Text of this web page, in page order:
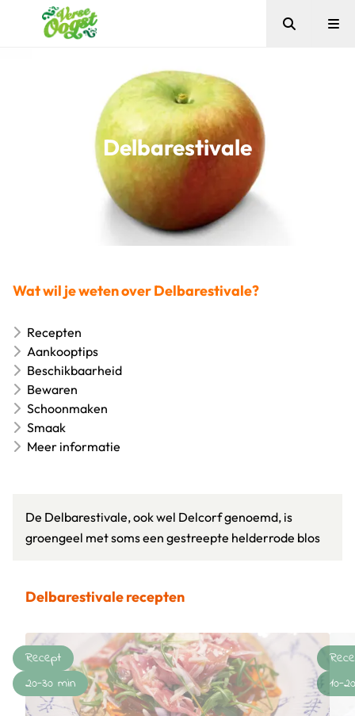
Zoeken
Delbarestivale
Wat wil je weten over Delbarestivale?
Recepten
Aankooptips
Beschikbaarheid
Bewaren
Schoonmaken
Smaak
Meer informatie
De Delbarestivale, ook wel Delcorf genoemd, is
groengeel met soms een gestreepte helderrode blos
Delbarestivale recepten
Recept
20-30 min
10-